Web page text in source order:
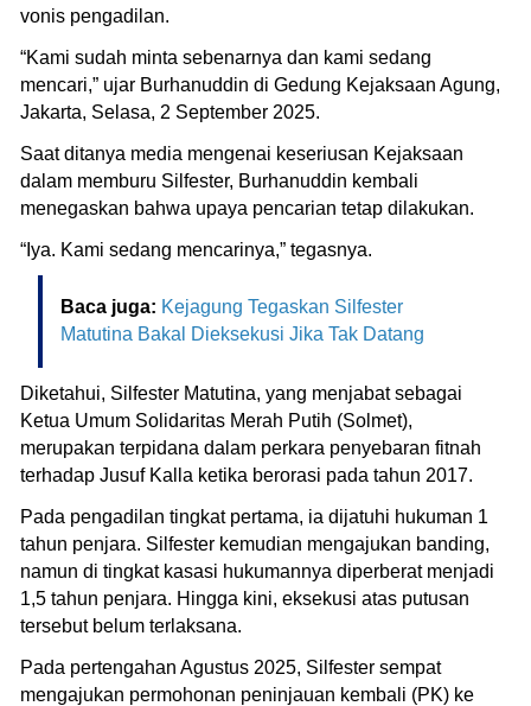
vonis pengadilan.
“Kami sudah minta sebenarnya dan kami sedang
mencari,” ujar Burhanuddin di Gedung Kejaksaan Agung,
Jakarta, Selasa, 2 September 2025.
Saat ditanya media mengenai keseriusan Kejaksaan
dalam memburu Silfester, Burhanuddin kembali
menegaskan bahwa upaya pencarian tetap dilakukan.
“Iya. Kami sedang mencarinya,” tegasnya.
Baca juga: Kejagung Tegaskan Silfester
Matutina Bakal Dieksekusi Jika Tak Datang
Diketahui, Silfester Matutina, yang menjabat sebagai
Ketua Umum Solidaritas Merah Putih (Solmet),
merupakan terpidana dalam perkara penyebaran fitnah
terhadap Jusuf Kalla ketika berorasi pada tahun 2017.
Pada pengadilan tingkat pertama, ia dijatuhi hukuman 1
tahun penjara. Silfester kemudian mengajukan banding,
namun di tingkat kasasi hukumannya diperberat menjadi
1,5 tahun penjara. Hingga kini, eksekusi atas putusan
tersebut belum terlaksana.
Pada pertengahan Agustus 2025, Silfester sempat
mengajukan permohonan peninjauan kembali (PK) ke